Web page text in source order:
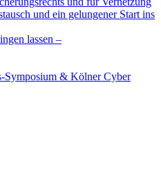
und ein gelungener Start ins
lassen –
Symposium & Kölner Cyber